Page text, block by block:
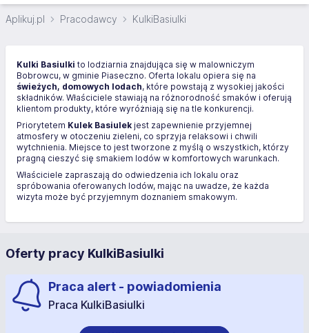
Aplikuj.pl Pracodawcy KulkiBasiulki
Kulki Basiulki to lodziarnia znajdująca się w malowniczym
Bobrowcu, w gminie Piaseczno. Oferta lokalu opiera się na
świeżych, domowych lodach, które powstają z wysokiej jakości
składników. Właściciele stawiają na różnorodność smaków i oferują
klientom produkty, które wyróżniają się na tle konkurencji.
Priorytetem Kulek Basiulek jest zapewnienie przyjemnej
atmosfery w otoczeniu zieleni, co sprzyja relaksowi i chwili
wytchnienia. Miejsce to jest tworzone z myślą o wszystkich, którzy
pragną cieszyć się smakiem lodów w komfortowych warunkach.
Właściciele zapraszają do odwiedzenia ich lokalu oraz
spróbowania oferowanych lodów, mając na uwadze, że każda
wizyta może być przyjemnym doznaniem smakowym.
Oferty pracy KulkiBasiulki
Praca alert - powiadomienia
Praca KulkiBasiulki